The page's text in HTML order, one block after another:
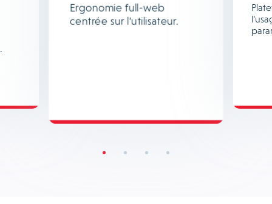
Ergonomie full-web
centrée sur l’utilisateur.